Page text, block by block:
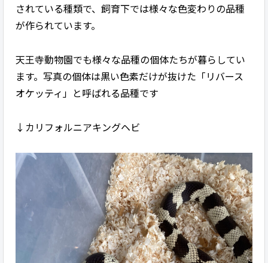
されている種類で、飼育下では様々な色変わりの品種
が作られています。
天王寺動物園でも様々な品種の個体たちが暮らしてい
ます。写真の個体は黒い色素だけが抜けた「リバース
オケッティ」と呼ばれる品種です
↓カリフォルニアキングヘビ